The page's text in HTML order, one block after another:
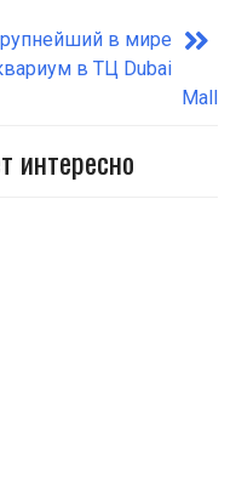
в мире
в ТЦ Dubai
Mall
интересно